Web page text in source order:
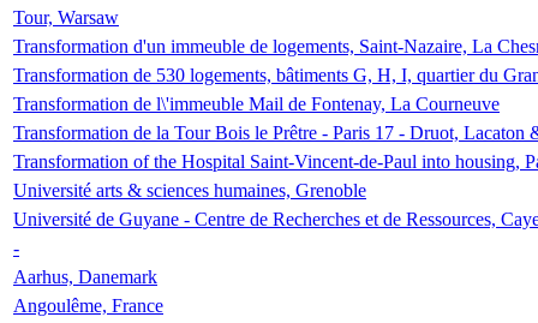
Tour, Warsaw
Transformation d'un immeuble de logements, Saint-Nazaire, La
Transformation de 530 logements, bâtiments G, H, I, quartier du
Transformation de l\'immeuble Mail de Fontenay, La Courneuve
Transformation de la Tour Bois le Prêtre - Paris 17 - Druot, Lacaton
Transformation of the Hospital Saint-Vincent-de-Paul into housing,
Université arts & sciences humaines, Grenoble
Université de Guyane - Centre de Recherches et de Ressources,
-
Aarhus, Danemark
Angoulême, France